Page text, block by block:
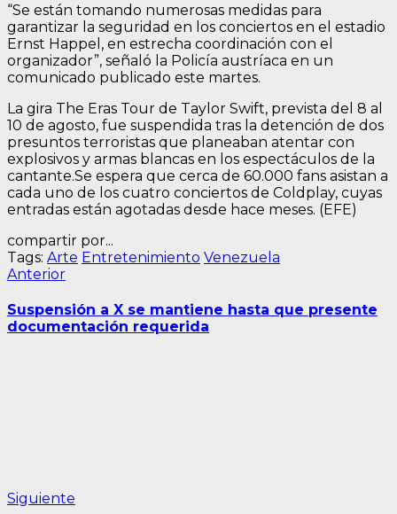
“Se están tomando numerosas medidas para
garantizar la seguridad en los conciertos en el estadio
Ernst Happel, en estrecha coordinación con el
organizador”, señaló la Policía austríaca en un
comunicado publicado este martes.
La gira The Eras Tour de Taylor Swift, prevista del 8 al
10 de agosto, fue suspendida tras la detención de dos
presuntos terroristas que planeaban atentar con
explosivos y armas blancas en los espectáculos de la
cantante.Se espera que cerca de 60.000 fans asistan a
cada uno de los cuatro conciertos de Coldplay, cuyas
entradas están agotadas desde hace meses. (EFE)
compartir por...
Tags: Arte Entretenimiento Venezuela
Navegación
de
entradas
AnteriorEntrada
Suspensión a X se mantiene hasta que presente
documentación requerida
Siguiente